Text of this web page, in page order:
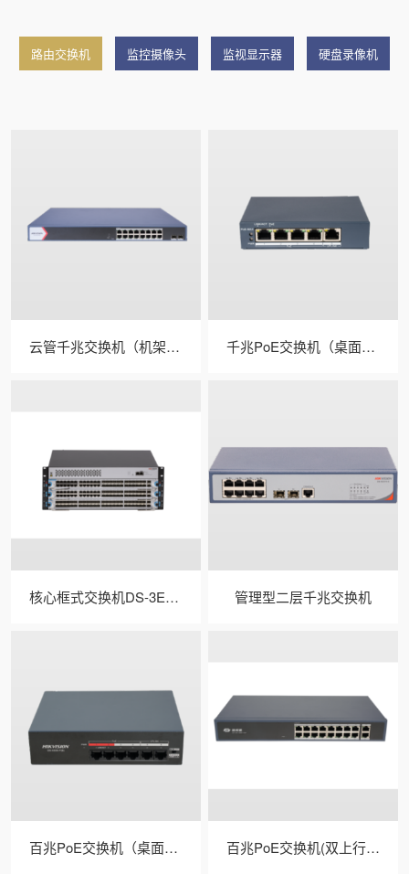
路由交换机 监控摄像头 监视显示器 硬盘录像机
云管千兆交换机（机架式/光口） 型号：DS-3E1500-E 千兆PoE交换机（桌面式/中功率） 商品型号：DS-3E1500SP-E
核心框式交换机DS-3E6503(国内标配) 管理型二层千兆交换机
百兆PoE交换机（桌面式/低功率） 百兆PoE交换机(双上行口/MCU PoE)